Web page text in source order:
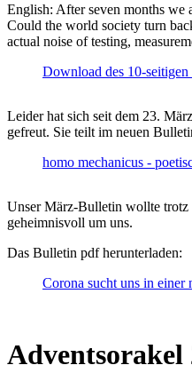
English: After seven months
Could the world society turn
actual noise of testing,
Download des 10-
Leider hat sich seit dem 23.
gefreut. Sie teilt im neuen
homo mechanicus -
Unser März-Bulletin wollte trotz
geheimnisvoll um uns.
Das Bulletin pdf herunterladen:
Corona sucht uns in
Adventsorakel